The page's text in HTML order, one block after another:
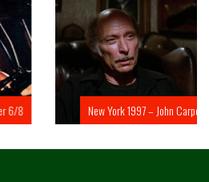
New York 1997 – John Carpenter 5/8